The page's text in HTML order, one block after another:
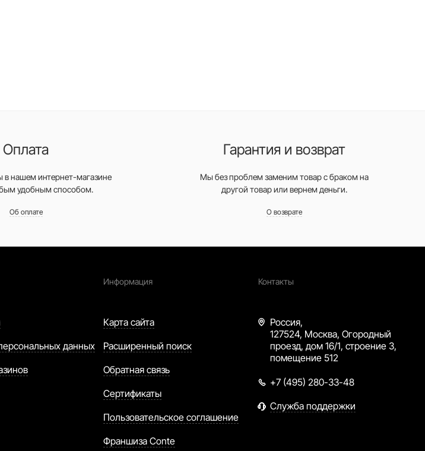
Оплата
в нашем интернет-магазине
удобным способом.
Об оплате
Гарантия и возврат
Мы без проблем заменим товар с браком на
другой товар или вернем деньги.
О возврате
данных
Информация
Карта сайта
Расширенный поиск
Обратная связь
Сертификаты
Пользовательское соглашение
Франшиза Conte
Контакты
Россия,
127524, Москва, Огородный
проезд, дом 16/1, строение 3,
помещение 512
+7 (495) 280-33-48
Служба поддержки